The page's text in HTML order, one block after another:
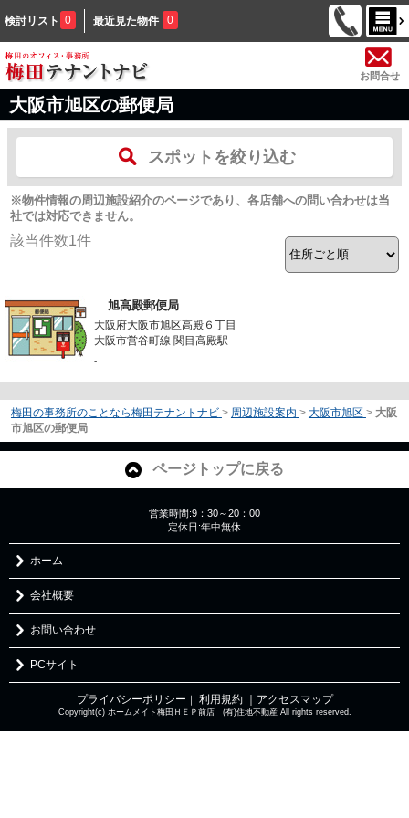
検討リスト 0 最近見た物件 0
お問合せ
大阪市旭区の郵便局
スポットを絞り込む
※物件情報の周辺施設紹介のページであり、各店舗への問い合わせは当
社では対応できません。
該当件数1件
旭高殿郵便局
大阪府大阪市旭区高殿６丁目
大阪市営谷町線 関目高殿駅
-
梅田の事務所のことなら梅田テナントナビ > 周辺施設案内 > 大阪市旭区 > 大阪
市旭区の郵便局
ページトップに戻る
営業時間:9：30～20：00
定休日:年中無休
ホーム
会社概要
お問い合わせ
PCサイト
プライバシーポリシー ｜ 利用規約 ｜アクセスマップ
Copyright(c) ホームメイト梅田ＨＥＰ前店 (有)住地不動産 All rights reserved.